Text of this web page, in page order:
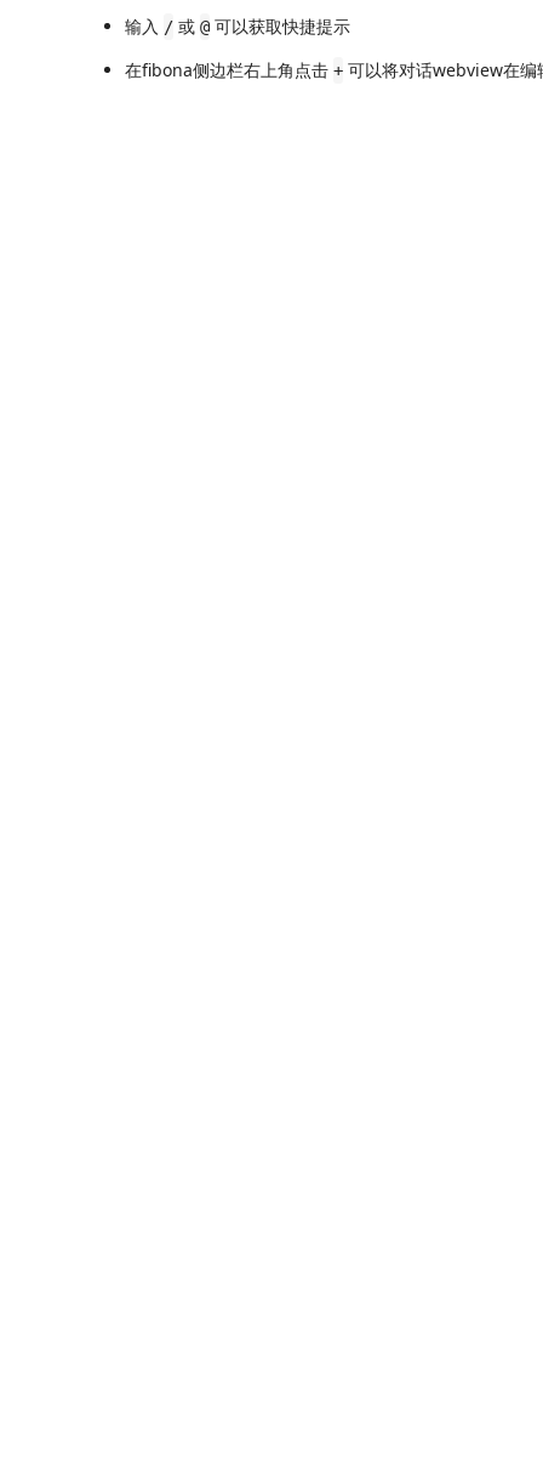
输入 / 或 @ 可以获取快捷提示
在fibona侧边栏右上角点击 + 可以将对话webview在编